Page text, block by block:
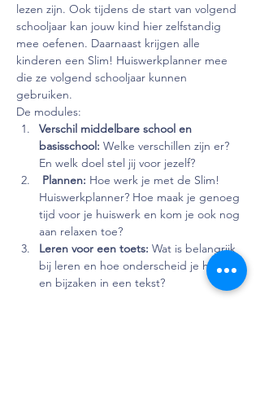
lezen zijn. Ook tijdens de start van volgend
schooljaar kan jouw kind hier zelfstandig
mee oefenen. Daarnaast krijgen alle
kinderen een Slim! Huiswerkplanner mee
die ze volgend schooljaar kunnen
gebruiken.
De modules:
Verschil middelbare school en
basisschool: Welke verschillen zijn er?
En welk doel stel jij voor jezelf?
Plannen: Hoe werk je met de Slim!
Huiswerkplanner? Hoe maak je genoeg
tijd voor je huiswerk en kom je ook nog
aan relaxen toe?
Leren voor een toets: Wat is belangrijk
bij leren en hoe onderscheid je hoofd-
en bijzaken in een tekst?